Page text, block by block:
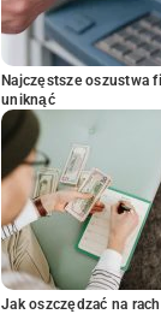
Najczęstsze oszustwa
uniknąć
Jak oszczędzać na